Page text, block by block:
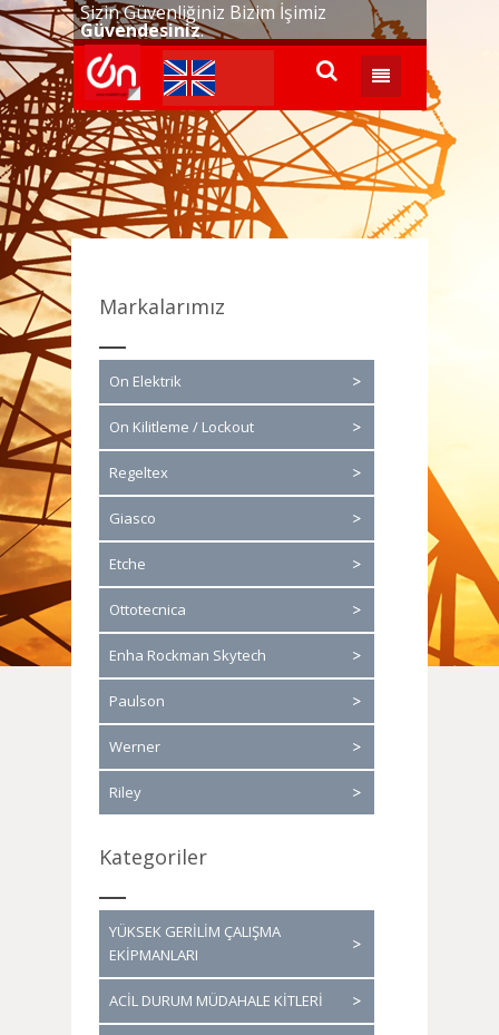
Sizin Güvenliğiniz Bizim İşimiz
Güvendesiniz.
Markalarımız
On Elektrik
On Kilitleme / Lockout
Regeltex
Giasco
Etche
Ottotecnica
Enha Rockman Skytech
Paulson
Werner
Riley
Kategoriler
YÜKSEK GERİLİM ÇALIŞMA
EKİPMANLARI
ACİL DURUM MÜDAHALE KİTLERİ